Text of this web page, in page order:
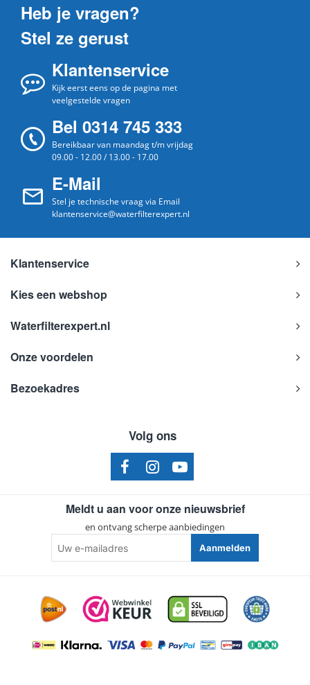
Heb je vragen?
Stel ze gerust
Klantenservice
Kijk eerst eens op de pagina met
veelgestelde vragen
Bel 0314 745 333
Bereikbaar van maandag t/m vrijdag
09.00 - 12.00 / 13.00 - 17.00
E-Mail
Stel je technische vraag via Email
klantenservice@waterfilterexpert.nl
Klantenservice
Kies een webshop
Waterfilterexpert.nl
Onze voordelen
Bezoekadres
Volg ons
Meldt u aan voor onze nieuwsbrief
en ontvang scherpe aanbiedingen
e-
mailadres
Aanmelden